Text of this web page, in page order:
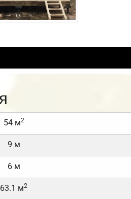
54 м2
9 м
6 м
63.1 м2